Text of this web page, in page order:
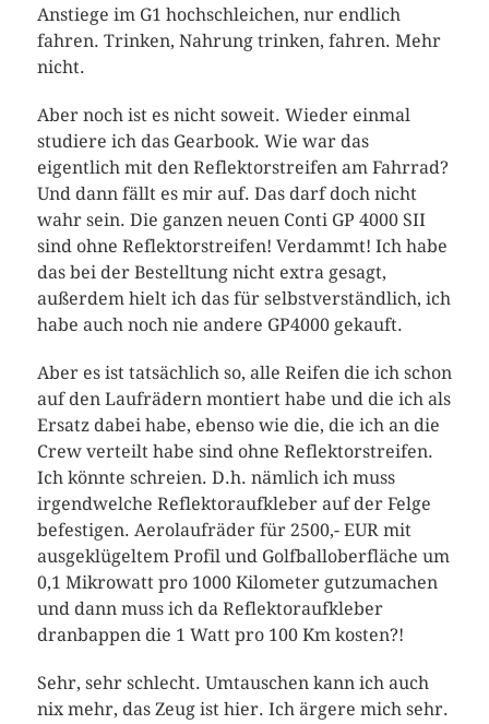
Anstiege im G1 hochschleichen, nur endlich
fahren. Trinken, Nahrung trinken, fahren. Mehr
nicht.
Aber noch ist es nicht soweit. Wieder einmal
studiere ich das Gearbook. Wie war das
eigentlich mit den Reflektorstreifen am Fahrrad?
Und dann fällt es mir auf. Das darf doch nicht
wahr sein. Die ganzen neuen Conti GP 4000 SII
sind ohne Reflektorstreifen! Verdammt! Ich habe
das bei der Bestelltung nicht extra gesagt,
außerdem hielt ich das für selbstverständlich, ich
habe auch noch nie andere GP4000 gekauft.
Aber es ist tatsächlich so, alle Reifen die ich schon
auf den Laufrädern montiert habe und die ich als
Ersatz dabei habe, ebenso wie die, die ich an die
Crew verteilt habe sind ohne Reflektorstreifen.
Ich könnte schreien. D.h. nämlich ich muss
irgendwelche Reflektoraufkleber auf der Felge
befestigen. Aerolaufräder für 2500,- EUR mit
ausgeklügeltem Profil und Golfballoberfläche um
0,1 Mikrowatt pro 1000 Kilometer gutzumachen
und dann muss ich da Reflektoraufkleber
dranbappen die 1 Watt pro 100 Km kosten?!
Sehr, sehr schlecht. Umtauschen kann ich auch
nix mehr, das Zeug ist hier. Ich ärgere mich sehr.